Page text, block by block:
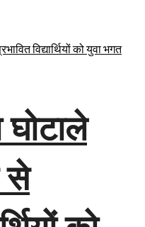
घोटाले
से